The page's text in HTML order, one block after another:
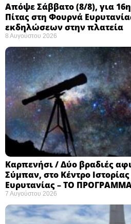
Απόψε Σάββατο (8/8), για 16η
Πίτας στη Φουρνά
εκδηλώσεων στην πλατεία
8 Αυγούστου 2026
Καρπενήσι / Δύο βραδιές
Σύμπαν, στο Κέντρο
Ευρυτανίας – ΤΟ
7 Αυγούστου 2026